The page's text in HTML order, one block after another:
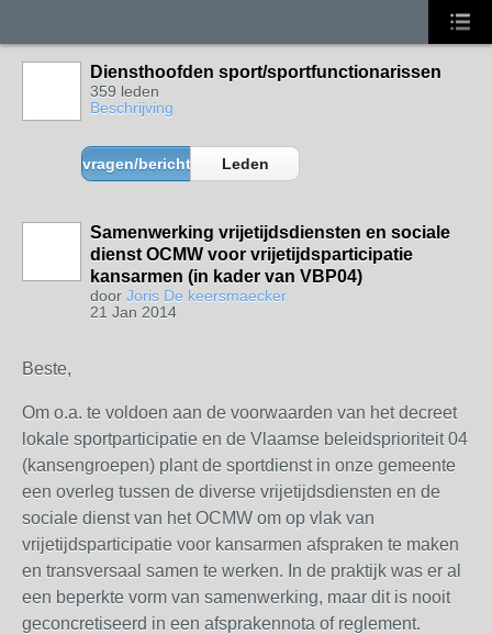
Diensthoofden sport/sportfunctionarissen
359 leden
Beschrijving
vragen/berichten Leden
Samenwerking vrijetijdsdiensten en sociale
dienst OCMW voor vrijetijdsparticipatie
kansarmen (in kader van VBP04)
door Joris De keersmaecker
21 Jan 2014
Beste,
Om o.a. te voldoen aan de voorwaarden van het decreet
lokale sportparticipatie en de Vlaamse beleidsprioriteit 04
(kansengroepen) plant de sportdienst in onze gemeente
een overleg tussen de diverse vrijetijdsdiensten en de
sociale dienst van het OCMW om op vlak van
vrijetijdsparticipatie voor kansarmen afspraken te maken
en transversaal samen te werken. In de praktijk was er al
een beperkte vorm van samenwerking, maar dit is nooit
geconcretiseerd in een afsprakennota of reglement.